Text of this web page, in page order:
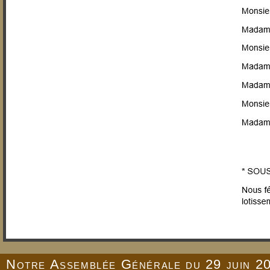
Notre Assemblée Générale du 29 juin